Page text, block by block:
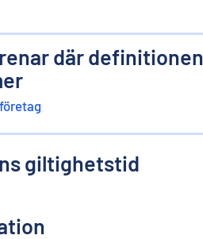
där definitionen
giltighetstid